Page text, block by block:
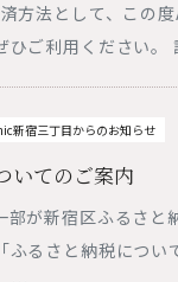
方法として、この
ひご利用ください
新宿三丁目からのお知らせ
いてのご案内
部が新宿区ふるさと
ふるさと納税につい
求
リシー
や休診のご案内など最
お友達登録・フォロー